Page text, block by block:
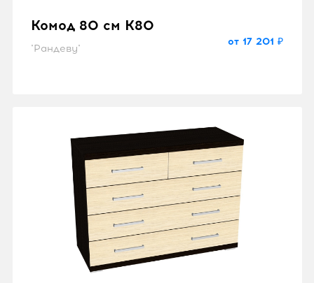
Комод 80 см K80
"Рандеву"
от 17 201 ₽